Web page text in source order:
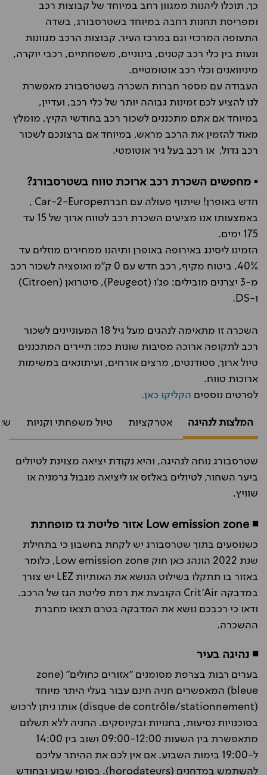
כך, תוכלו ליהנות ממגוון רחב במיוחד של קבוצות רכב
ומפריסת תחנות רחבה במיוחד בשטרסבורג, בשדה
התעופה המרכזי וגם במרכז העיר. קבוצות הרכב מגוונות
ונעות בין כלי רכב קטנים, בינוניים, משפחתיים, רכבי יוקרה,
מיניוואנים וכלי רכב אוטומטיים.
העבודה עם מספר חברות השכרה בשטרסבורג מאפשרת
לנו להציע לכם זמינות גבוהה יותר של כלי רכב, ועדיין,
במיוחד אם אתם מתכננים לשכור רכב בחודשי הקיץ, מומלץ
מאוד להזמין את הרכב מראש, במיוחד אם ברצונכם לשכור
רכב גדול, או רכב בעל גיר אוטומטי.
▪️ מחפשים השכרת רכב ארוכת טווח בשטרסבורג?
חדש באופרן! שיתוף פעולה עם חברתCar-2-Europe ,
באמצעותו אנו מציעים השכרת רכב לטווח ארוך של 15 עד
175 ימים.
הזמינו ליסינג באירופה באופרן ותיהנו ממחירים מוזלים עד
40%, ביטוח מקיף, רכב חדש עם 0 ק"מ ואופציה לשכור רכב
מ-3 יצרנים מובילים: פג'ו (Peugeot), סיטרואן (Citroen)
ו-DS.
השכרה זו מתאימה לנהגים מעל גיל 18 המעוניינים לשכור
רכב לתקופה ארוכה מסיבות שונות כמו: תיירים המתכננים
טיול ארוך, סטודנטים, מרצים אורחים, ועיתונאים במשימות
ארוכות טווח.
לפרטים נוספים הקליקו כאן.
המלצות לנהיגה אטרקציות טיול משפחתי וקניות
שטרסבורג נוחה לנהיגה, והיא נקודת יציאה מצוינת לטיולים
ביער השחור, לטיולים באלזס או ליציאה מגבול גרמניה או
שוויץ.
◾ Low emission zone אזור פליטת גז מופחתת
כשנוסעים בתוך שטרסבורג יש לקחת בחשבון כי בתחילת
שנת 2022 הונהג כאן חוק Low emission zone, כלומר
באזור בו תתקלו בשילוט הנושא את האותיות LEZ יש צורך
במדבקה Crit’Air הקובעת את רמת פליטת הגז של הרכב.
ודאו כי רכבכם נושא את המדבקה בטרם תצאו מחברת
ההשכרה.
◾ נהיגה בעיר
בערים רבות בצרפת מסומנים "אזורים כחולים" (zone
bleue) המאפשרים חניה חינם עבור בעלי היתר מיוחד
(disque de contrôle/stationnement) אותו ניתן לרכוש
בסוכנויות נסיעות, בחנויות ובקיוסקים. החניה ללא תשלום
מתאפשרת בין השעות 09:00-12:00 ושוב בין 14:00
ל-19:00 בימות השבוע. אם אין לכם את ההיתר עליכם
להשתמש במדחנים (horodateurs). בסופי שבוע ובחודש